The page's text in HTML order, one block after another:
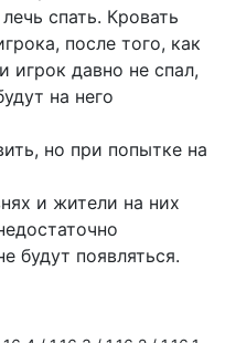
спать. Кровать
после того, как
игрок давно не спал,
на него
но при попытке на
и жители на них
будут появляться.